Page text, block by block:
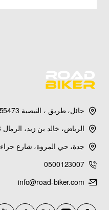
حائل، طريق ، النيصية 55473
الرياض، خالد بن زيد، الرمال 13263
جدة، حي المروة، شارع حراء 23542
0500123007
info@road-biker.com